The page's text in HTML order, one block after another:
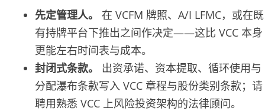
先定管理人。
在 VCFM 牌照、A/I LFMC，或在既
有持牌平台下推出之间作决定——这比 VCC 本身
更能左右时间表与成本。
封闭式条款。
出资承诺、资本提取、循环使用与
分配瀑布条款写入 VCC 章程与股份类别条款；请
聘用熟悉 VCC 上风险投资架构的法律顾问。